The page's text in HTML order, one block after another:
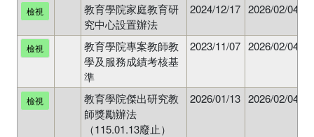
檢視
教育學院家庭教育研
究中心設置辦法
2024/12/17 2026/02/04
檢視
教育學院專案教師教
學及服務成績考核基
準
2023/11/07 2026/02/04
檢視
教育學院傑出研究教
師獎勵辦法
（115.01.13廢止）
2026/01/13 2026/02/04